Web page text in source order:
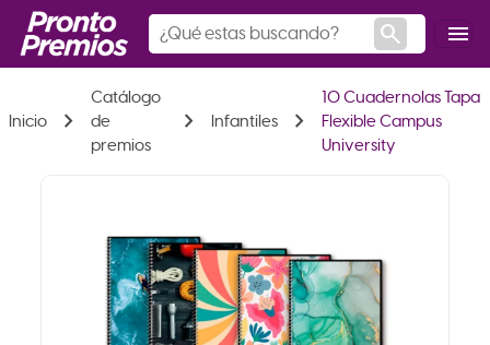
search menu
Inicio chevron_right
Catálogo
de
premios
chevron_right Infantiles chevron_right
10 Cuadernolas Tapa
Flexible Campus
University